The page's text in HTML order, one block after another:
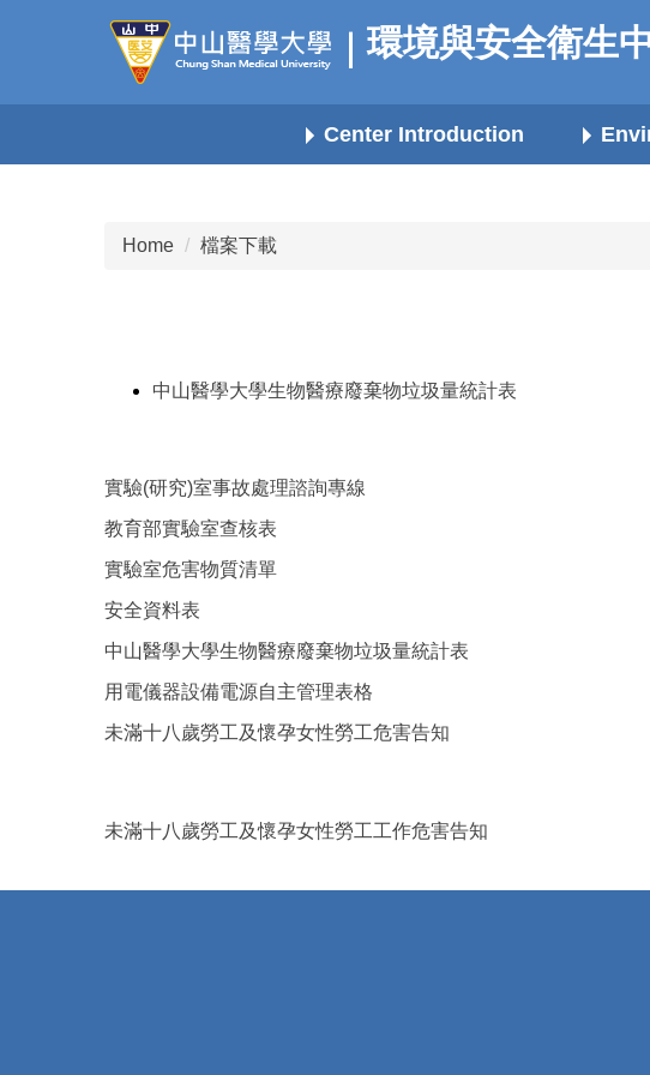
main
block
環境與安全衛生
Center Introduction
Home 檔案下載
中山醫學大學生物醫療廢棄物垃圾量統計表
實驗(研究)室事故處理諮詢專線
教育部實驗室查核表
實驗室危害物質清單
安全資料表
中山醫學大學生物醫療廢棄物垃圾量統計表
用電儀器設備電源自主管理表格
未滿十八歲勞工及懷孕女性勞工危害告知
未滿十八歲勞工及懷孕女性勞工工作危害告知